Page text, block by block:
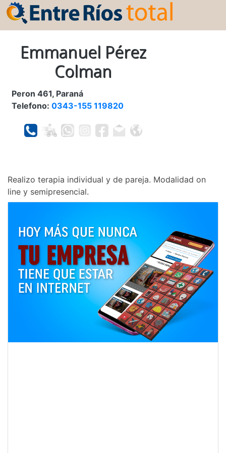
Emmanuel Pérez
Colman
Peron 461, Paraná
Telefono: 0343-155 119820
Realizo terapia individual y de pareja. Modalidad on
line y semipresencial.